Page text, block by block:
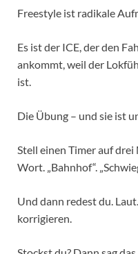
Freestyle ist radikale
Es ist der ICE, der den
ankommt, weil der
ist.
Die Übung – und sie ist
Stell einen Timer auf
Wort. „Bahnhof“.
Und dann redest du.
korrigieren.